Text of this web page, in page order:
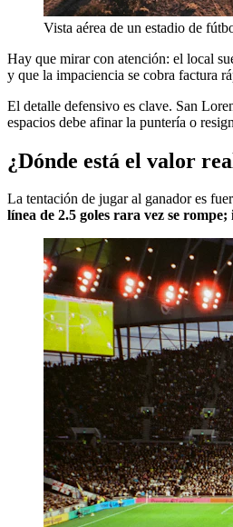
Vista aérea de un estadio de
Hay que mirar con atención: el local
y que la impaciencia se cobra factura
El detalle defensivo es clave. San
espacios debe afinar la puntería o
¿Dónde está el valor
La tentación de jugar al ganador es
línea de 2.5 goles rara vez se